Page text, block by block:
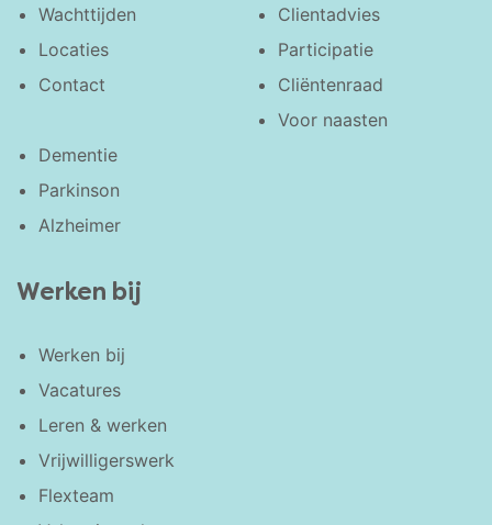
Wachttijden
Locaties
Contact
Clientadvies
Participatie
Cliëntenraad
Voor naasten
Dementie
Parkinson
Alzheimer
Werken bij
Werken bij
Vacatures
Leren & werken
Vrijwilligerswerk
Flexteam